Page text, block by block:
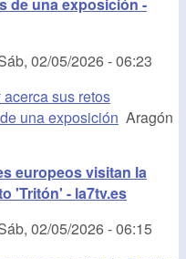
de una exposición -
02/05/2026 - 06:23
sus retos
una exposición Aragón
europeos visitan la
'Tritón' - la7tv.es
02/05/2026 - 06:15